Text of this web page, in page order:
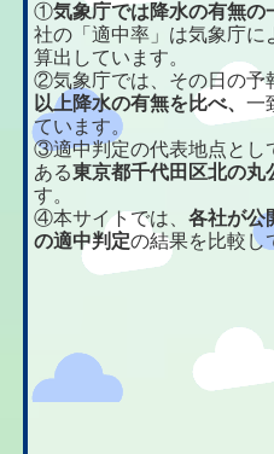
①気象庁では降水の有無
社の「適中率」は気象庁に
算出しています。
②気象庁では、その日の予
以上降水の有無を比べ、一
ています。
③適中判定の代表地点とし
ある東京都千代田区北の丸
す。
④本サイトでは、各社が公
の適中判定の結果を比較し